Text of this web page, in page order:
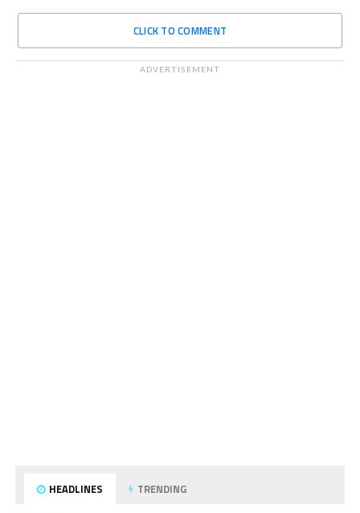
CLICK TO COMMENT
ADVERTISEMENT
HEADLINES TRENDING